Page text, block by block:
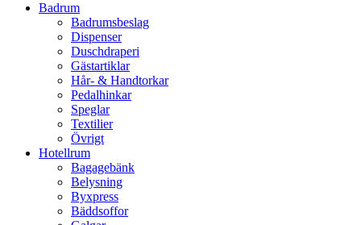
Badrum
Badrumsbeslag
Dispenser
Duschdraperi
Gästartiklar
Hår- & Handtorkar
Pedalhinkar
Speglar
Textilier
Övrigt
Hotellrum
Bagagebänk
Belysning
Byxpress
Bäddsoffor